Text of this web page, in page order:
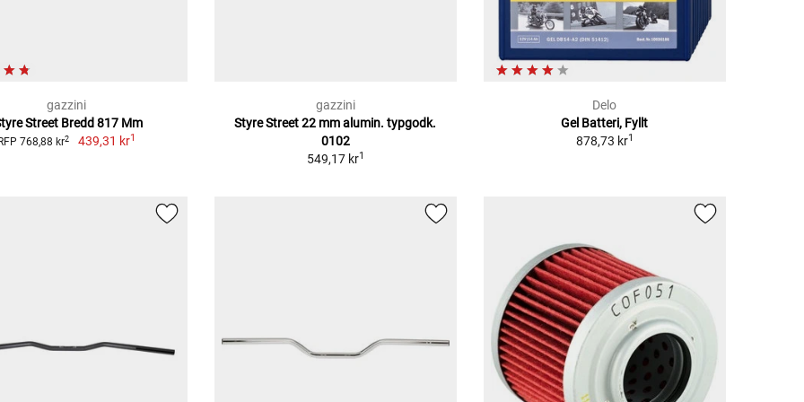
gazzini
Street Bredd 817 Mm
768,88 kr2 439,31 kr1
gazzini
Styre Street 22 mm alumin. typgodk.
0102
549,17 kr1
Delo
Gel Batteri, Fyllt
878,73 kr1